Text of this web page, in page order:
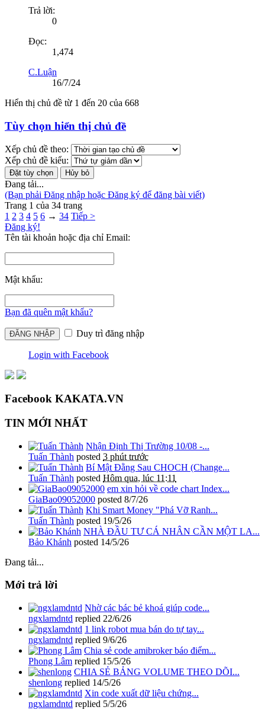
Trả lời:
0
Đọc:
1,474
C.Luận
16/7/24
Hiển thị chủ đề từ 1 đến 20 của 668
Tùy chọn hiển thị chủ đề
Xếp chủ đề theo:
Xếp chủ đề kiểu:
Đang tải...
(Bạn phải Đăng nhập hoặc Đăng ký để đăng bài viết)
Trang 1 của 34 trang
1 2 3 4 5 6 → 34 Tiếp >
Đăng ký!
Tên tài khoản hoặc địa chỉ Email:
Mật khẩu:
Bạn đã quên mật khẩu?
Duy trì đăng nhập
Login with Facebook
Facebook KAKATA.VN
TIN MỚI NHẤT
Nhận Định Thị Trường 10/08 -...
Tuấn Thành posted 3 phút trước
Bí Mật Đằng Sau CHOCH (Change...
Tuấn Thành posted Hôm qua, lúc 11:11
em xin hỏi về code chart Index...
GiaBao09052000 posted 8/7/26
Khi Smart Money "Phá Vỡ Ranh...
Tuấn Thành posted 19/5/26
NHÀ ĐẦU TƯ CÁ NHÂN CẦN MỘT LA...
Bảo Khánh posted 14/5/26
Đang tải...
Mới trả lời
Nhờ các bác bẻ khoá giúp code...
ngxlamdntd replied 22/6/26
1 link robot mua bán do tự tay...
ngxlamdntd replied 9/6/26
Chia sẻ code amibroker báo điểm...
Phong Lâm replied 15/5/26
CHIA SẺ BẢNG VOLUME THEO DÕI...
shenlong replied 14/5/26
Xin code xuất dữ liệu chứng...
ngxlamdntd replied 5/5/26